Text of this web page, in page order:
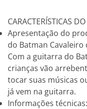
CARACTERÍSTICAS
Apresentação do
do Batman Cavaleiro
Com a guitarra do
crianças vão
tocar suas músicas
já vem na guitarra.
Informações